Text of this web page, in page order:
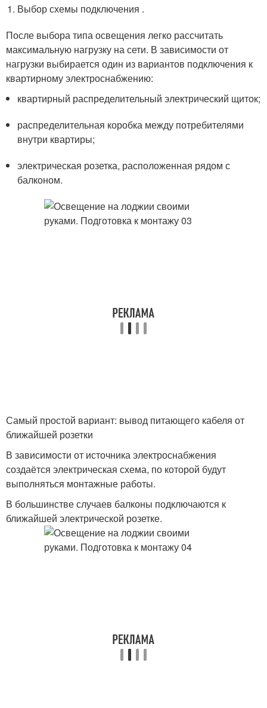
Выбор схемы подключения .
После выбора типа освещения легко рассчитать
максимальную нагрузку на сети. В зависимости от
нагрузки выбирается один из вариантов подключения к
квартирному электроснабжению:
квартирный распределительный электрический щиток;
распределительная коробка между потребителями
внутри квартиры;
электрическая розетка, расположенная рядом с
балконом.
Самый простой вариант: вывод питающего кабеля от
ближайшей розетки
В зависимости от источника электроснабжения
создаётся электрическая схема, по которой будут
выполняться монтажные работы.
В большинстве случаев балконы подключаются к
ближайшей электрической розетке.